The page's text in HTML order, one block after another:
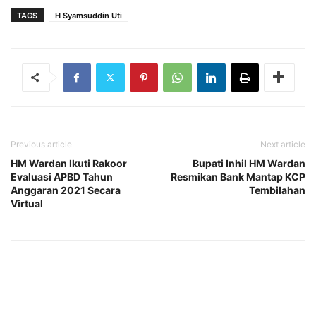
TAGS H Syamsuddin Uti
Previous article
HM Wardan Ikuti Rakoor
Evaluasi APBD Tahun
Anggaran 2021 Secara
Virtual
Next article
Bupati Inhil HM Wardan
Resmikan Bank Mantap KCP
Tembilahan